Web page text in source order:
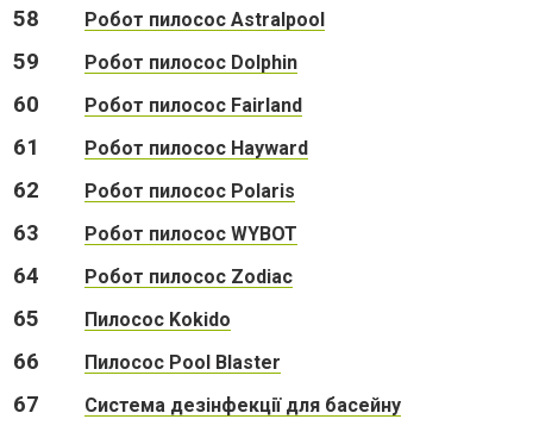
58 Робот пилосос Astralpool
59 Робот пилосос Dolphin
60 Робот пилосос Fairland
61 Робот пилосос Hayward
62 Робот пилосос Polaris
63 Робот пилосос WYBOT
64 Робот пилосос Zodiac
65 Пилосос Kokido
66 Пилосос Pool Blaster
67 Cистема дезінфекції для басейну